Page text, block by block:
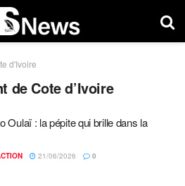
d'Ivoire
de Cote d’Ivoire
Oulaï : la pépite qui brille dans la
21/06/2026 0